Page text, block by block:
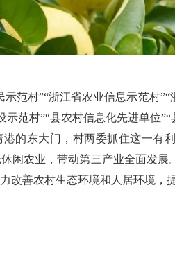
村”“浙江省农业信息示范村”“
范村”“县农村信息化先进单位
的东大门，村两委抓住这一有
闲农业，带动第三产业全面发展
改善农村生态环境和人居环境，